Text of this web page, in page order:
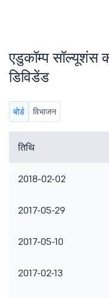
एडुकॉम्प सॉल्यूशंस
डिविडेंड
बोर्ड विभाजन
तिथि
2018-02-02
2017-05-29
2017-05-10
2017-02-13